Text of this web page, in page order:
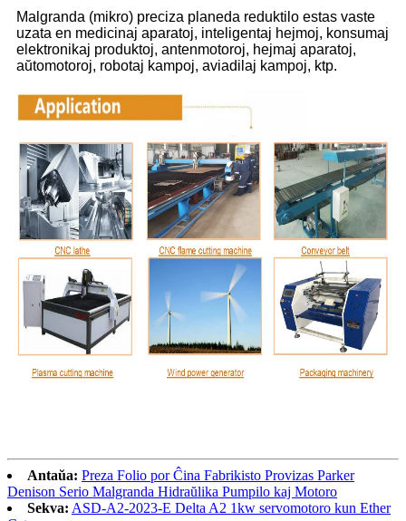
Malgranda (mikro) preciza planeda reduktilo estas vaste
uzata en medicinaj aparatoj, inteligentaj hejmoj, konsumaj
elektronikaj produktoj, antenmotoroj, hejmaj aparatoj,
aŭtomotoroj, robotaj kampoj, aviadilaj kampoj, ktp.
Antaŭa: Preza Folio por Ĉina Fabrikisto Provizas Parker
Denison Serio Malgranda Hidraŭlika Pumpilo kaj Motoro
Sekva: ASD-A2-2023-E Delta A2 1kw servomotoro kun Ether